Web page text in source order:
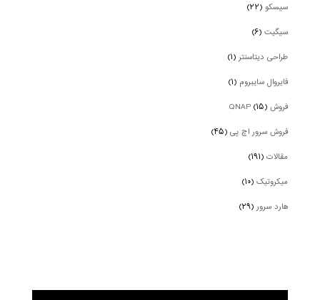
سیسکو(۲۲)
سیگیت(۶)
طراحی دیتاسنتر(۱)
فایروال سایبروم (۱)
فروش QNAP (۱۵)
فروش سرور اچ پی(۴۵)
مقالات(۱۹۱)
میکروتیک(۱۰)
هارد سرور(۲۹)